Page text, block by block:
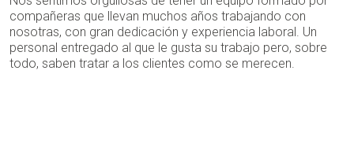
compañeras que llevan muchos años trabajando con
nosotras, con gran dedicación y experiencia laboral. Un
personal entregado al que le gusta su trabajo pero, sobre
todo, saben tratar a los clientes como se merecen.